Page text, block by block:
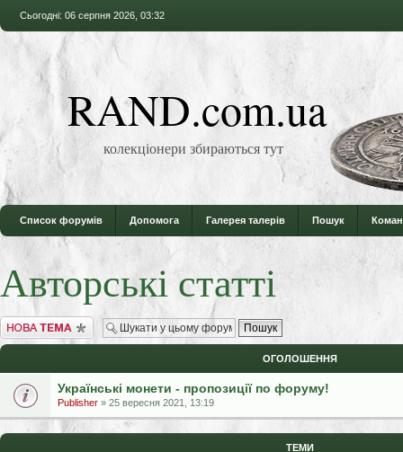
Сьогодні: 06 серпня 2026, 03:32
RAND.com.ua
колекціонери збираються тут
Список форумів Допомога Галерея талерів Пошук
Авторські статті
Створити нову тему
ОГОЛОШЕННЯ
Українські монети - пропозиції по форуму!
Publisher » 25 вересня 2021, 13:19
ТЕМИ